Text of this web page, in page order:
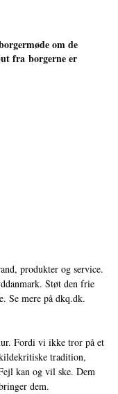
om de
fra borgerne er
produkter og service.
Støt den frie
Se mere på dkq.dk.
Fordi vi ikke tror på et
tradition,
kan og vil ske. Dem
dem.